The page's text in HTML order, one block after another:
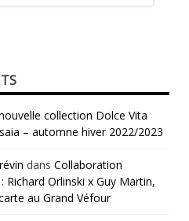
collection Dolce Vita
– automne hiver 2022/2023
dans Collaboration
Orlinski x Guy Martin,
au Grand Véfour